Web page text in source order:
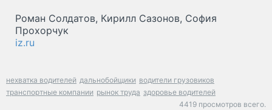
Роман Солдатов, Кирилл Сазонов, София
Прохорчук
iz.ru
нехватка водителей дальнобойщики водители грузовиков
транспортные компании рынок труда здоровье водителей
4419 просмотров всего.